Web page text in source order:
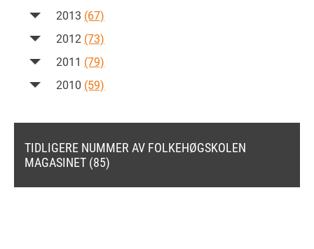
2013 (67)
2012 (73)
2011 (79)
2010 (59)
TIDLIGERE NUMMER AV FOLKEHØGSKOLEN
MAGASINET (85)